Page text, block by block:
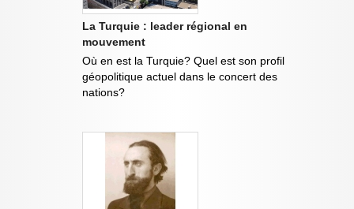
La Turquie : leader régional en
mouvement
Où en est la Turquie? Quel est son profil
géopolitique actuel dans le concert des
nations?